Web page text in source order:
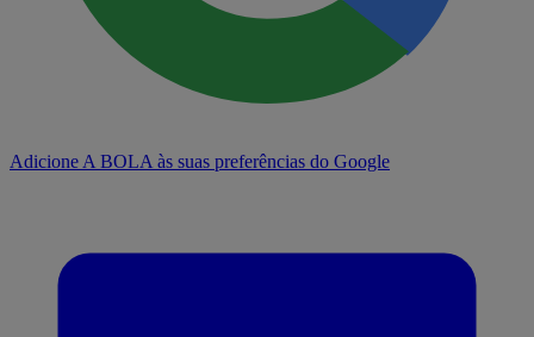
Adicione A BOLA às suas preferências do Google